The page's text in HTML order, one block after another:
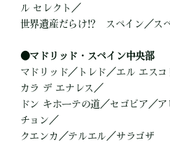
ル セレクト／
世界遺産だらけ!? スペイン／ス
●マドリッド・スペイン中央部
マドリッド／トレド／エル エス
カラ デ エナレス／
ドン キホーテの道／セゴビア／
チョン／
クエンカ／テルエル／サラゴザ